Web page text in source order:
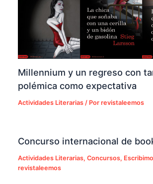
Millennium y un regreso con
polémica como expectativa
Actividades Literarias / Porrevistaleemos
Concurso internacional de
Actividades Literarias,Concursos,
revistaleemos